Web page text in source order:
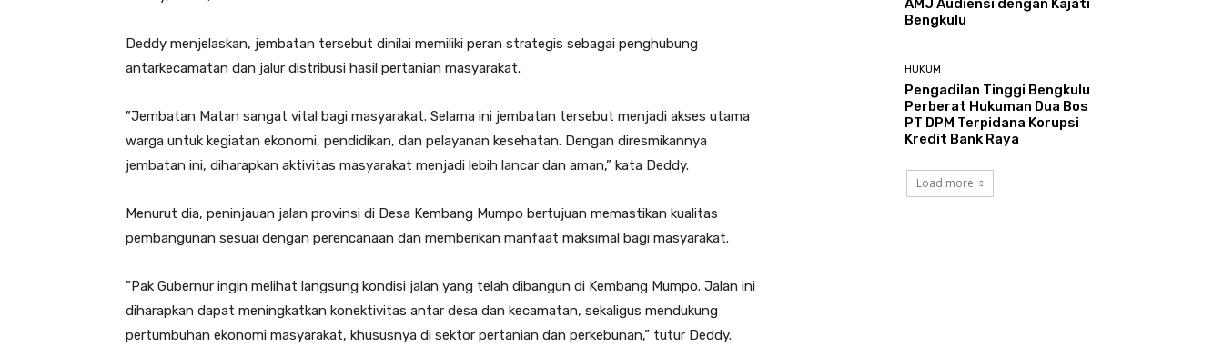
Deddy menjelaskan, jembatan tersebut dinilai memiliki peran strategis sebagai penghubung
antarkecamatan dan jalur distribusi hasil pertanian masyarakat.
”Jembatan Matan sangat vital bagi masyarakat. Selama ini jembatan tersebut menjadi akses utama
warga untuk kegiatan ekonomi, pendidikan, dan pelayanan kesehatan. Dengan diresmikannya
jembatan ini, diharapkan aktivitas masyarakat menjadi lebih lancar dan aman,” kata Deddy.
Menurut dia, peninjauan jalan provinsi di Desa Kembang Mumpo bertujuan memastikan kualitas
pembangunan sesuai dengan perencanaan dan memberikan manfaat maksimal bagi masyarakat.
”Pak Gubernur ingin melihat langsung kondisi jalan yang telah dibangun di Kembang Mumpo. Jalan ini
diharapkan dapat meningkatkan konektivitas antar desa dan kecamatan, sekaligus mendukung
pertumbuhan ekonomi masyarakat, khususnya di sektor pertanian dan perkebunan,” tutur Deddy.
AMJ Audiensi dengan Kajati
Bengkulu
HUKUM
Pengadilan Tinggi Bengkulu
Perberat Hukuman Dua Bos
PT DPM Terpidana Korupsi
Kredit Bank Raya
Load more